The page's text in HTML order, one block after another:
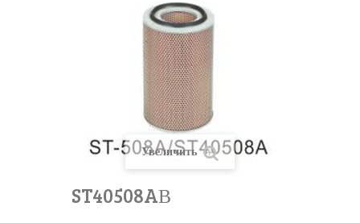
Увеличить
ST40508AВ